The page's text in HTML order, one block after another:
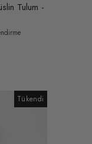
Tulum -
Tükendi